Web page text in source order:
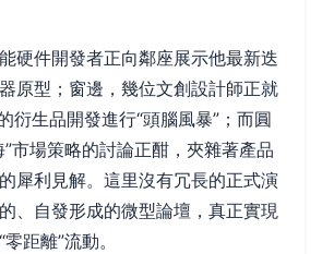
硬件開發者正向鄰座展示他最新迭
原型；窗邊，幾位文創設計師正就
衍生品開發進行“頭腦風暴”；而圓
市場策略的討論正酣，夾雜著產品
犀利見解。這里沒有冗長的正式演
、自發形成的微型論壇，真正實現
距離”流動。